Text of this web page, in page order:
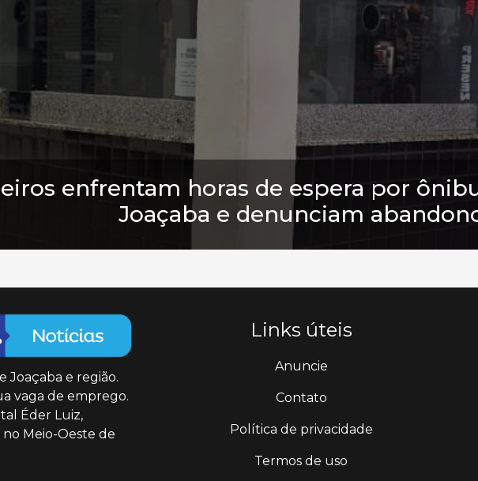
enfrentam horas de espera por
Joaçaba e denunciam
Joaçaba e região.
vaga de emprego.
Éder Luiz,
Meio-Oeste de
Links úteis
Anuncie
Contato
Política de privacidade
Termos de uso